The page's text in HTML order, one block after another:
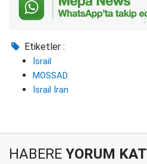
Etiketler :
İsrail
MOSSAD
İsrail İran
HABERE YORUM KAT